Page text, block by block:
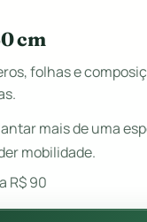
cm
folhas e
mais de uma
mobilidade.
R$ 90